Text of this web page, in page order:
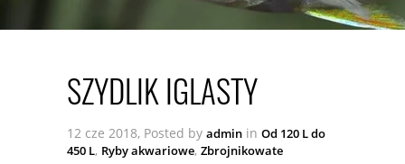
SZYDLIK IGLASTY
12 cze 2018, Posted by admin in Od 120 L do
450 L, Ryby akwariowe, Zbrojnikowate